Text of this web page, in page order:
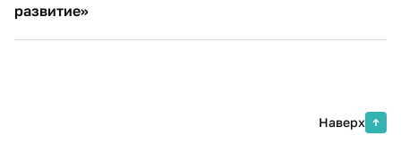
развитие»
Наверх